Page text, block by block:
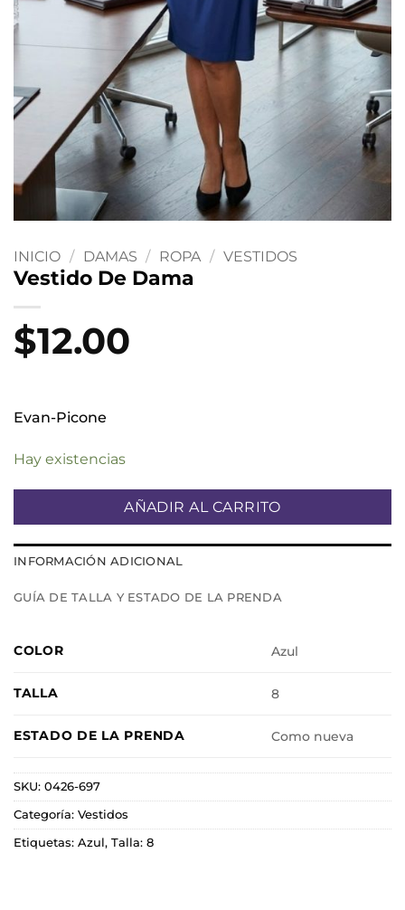
INICIO / DAMAS / ROPA / VESTIDOS
Vestido De Dama
$12.00
Evan-Picone
Hay existencias
AÑADIR AL CARRITO
INFORMACIÓN ADICIONAL
GUÍA DE TALLA Y ESTADO DE LA PRENDA
COLOR Azul
TALLA 8
ESTADO DE LA PRENDA Como nueva
SKU: 0426-697
Categoría: Vestidos
Etiquetas: Azul, Talla: 8